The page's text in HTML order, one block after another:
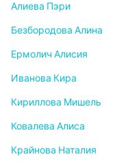
Алиева Пэри
Безбородова Алина
Ермолич Алисия
Иванова Кира
Кириллова Мишель
Ковалева Алиса
Крайнова Наталия